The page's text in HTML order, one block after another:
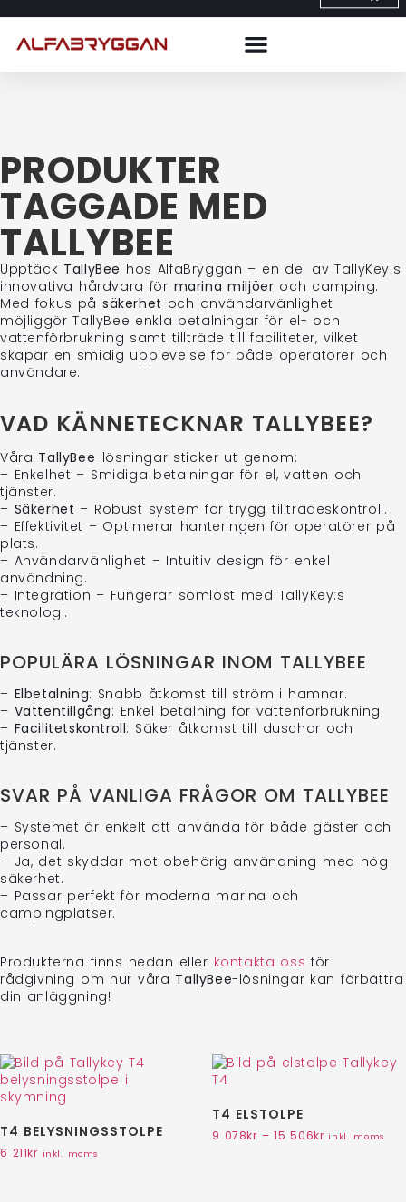
PRODUKTER
TAGGADE MED
TALLYBEE
Upptäck TallyBee hos AlfaBryggan – en del av TallyKey:s
innovativa hårdvara för marina miljöer och camping.
Med fokus på säkerhet och användarvänlighet
möjliggör TallyBee enkla betalningar för el- och
vattenförbrukning samt tillträde till faciliteter, vilket
skapar en smidig upplevelse för både operatörer och
användare.
VAD KÄNNETECKNAR TALLYBEE?
Våra TallyBee-lösningar sticker ut genom:
– Enkelhet – Smidiga betalningar för el, vatten och
tjänster.
– Säkerhet – Robust system för trygg tillträdeskontroll.
– Effektivitet – Optimerar hanteringen för operatörer på
plats.
– Användarvänlighet – Intuitiv design för enkel
användning.
– Integration – Fungerar sömlöst med TallyKey:s
teknologi.
POPULÄRA LÖSNINGAR INOM TALLYBEE
– Elbetalning: Snabb åtkomst till ström i hamnar.
– Vattentillgång: Enkel betalning för vattenförbrukning.
– Facilitetskontroll: Säker åtkomst till duschar och
tjänster.
SVAR PÅ VANLIGA FRÅGOR OM TALLYBEE
– Systemet är enkelt att använda för både gäster och
personal.
– Ja, det skyddar mot obehörig användning med hög
säkerhet.
– Passar perfekt för moderna marina och
campingplatser.
Produkterna finns nedan eller kontakta oss för
rådgivning om hur våra TallyBee-lösningar kan förbättra
din anläggning!
T4 BELYSNINGSSTOLPE
6 211kr inkl. moms
T4 ELSTOLPE
9 078kr – 15 506kr inkl. moms